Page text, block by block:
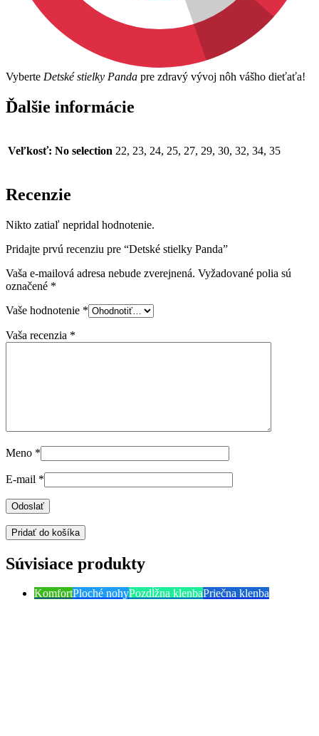
Vyberte Detské stielky Panda pre zdravý vývoj nôh vášho dieťaťa!
Ďalšie informácie
Veľkosť: No selection 22, 23, 24, 25, 27, 29, 30, 32, 34, 35
Recenzie
Nikto zatiaľ nepridal hodnotenie.
Pridajte prvú recenziu pre “Detské stielky Panda”
Vaša e-mailová adresa nebude zverejnená. Vyžadované polia sú
označené *
Vaše hodnotenie *
Vaša recenzia *
Meno *
E-mail *
Pridať do košíka
Súvisiace produkty
KomfortPloché nohyPozdĺžna klenbaPriečna klenba